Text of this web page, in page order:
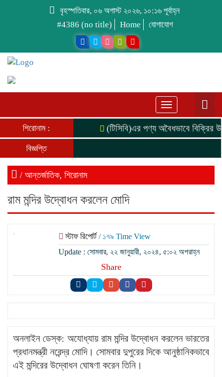
বৃহস্পতিবার, ০৬ অগাস্ট ২০২৬, ১০:১৬ পূর্বাহ্ন
#4386 (no title)
Home যোগাযোগ
Toggle
navigation
শিরোনাম :
(টিসিবি)এর পণ্য অবৈধভাবে বিক্রির
বিজ্ঞপ্তি
/ আন্তর্জাতিক, শিরোনাম
রাম মন্দির উদ্বোধন করলেন মোদি
স্টাফ রিপোর্ট / ১৭৯ Time View
Update : সোমবার, ২২ জানুয়ারী, ২০২৪, ৫:০২ অপরাহ্ন
Share
অনলাইন ডেস্ক: অযোধ্যায় রাম মন্দির উদ্বোধন করলেন ভারতের
প্রধানমন্ত্রী নরেন্দ্র মোদি। সোমবার দুপুরের দিকে আনুষ্ঠানিকভাবে
এই মন্দিরের উদ্বোধন ঘোষণা করেন তিনি।